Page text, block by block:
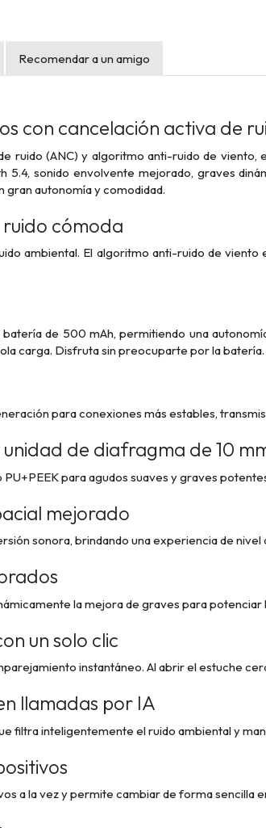
Recomendar a un amigo
con cancelación activa de
ruido (ANC) y algoritmo anti-ruido de
5.4, sonido envolvente mejorado, graves
gran autonomía y comodidad.
cómoda
ambiental. El algoritmo anti-ruido de
de 500 mAh, permitiendo una
carga. Disfruta sin preocuparte por la batería.
para conexiones más estables,
de diafragma de 10
para agudos suaves y graves
mejorado
sonora, brindando una experiencia de
la mejora de graves para potenciar
un solo clic
instantáneo. Al abrir el estuche
llamadas por IA
filtra inteligentemente el ruido ambiental y
a la vez y permite cambiar de forma sencilla